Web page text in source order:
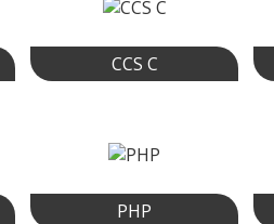
CCS C
PHP